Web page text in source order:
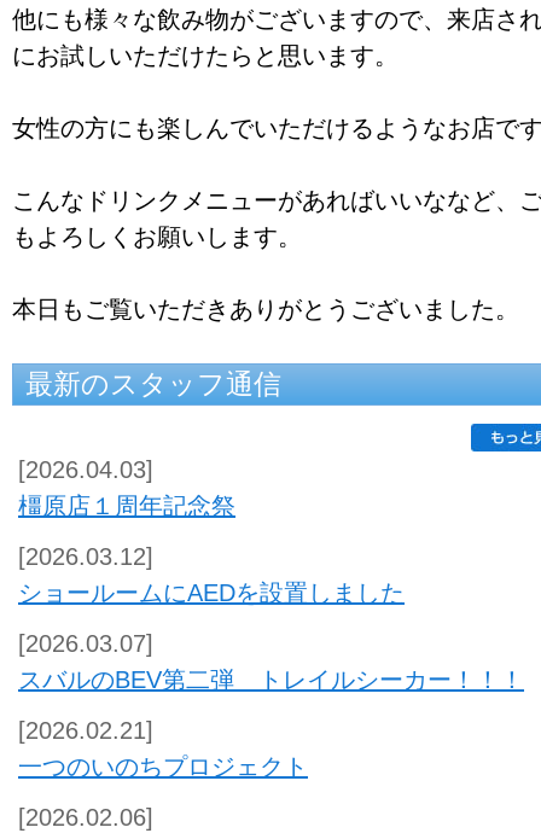
他にも様々な飲み物がございますので、来店さ
にお試しいただけたらと思います。
女性の方にも楽しんでいただけるようなお店で
こんなドリンクメニューがあればいいななど、
もよろしくお願いします。
本日もご覧いただきありがとうございました。
最新のスタッフ通信
[2026.04.03]
橿原店１周年記念祭
[2026.03.12]
ショールームにAEDを設置しました
[2026.03.07]
スバルのBEV第二弾 トレイルシーカー！！！
[2026.02.21]
一つのいのちプロジェクト
[2026.02.06]